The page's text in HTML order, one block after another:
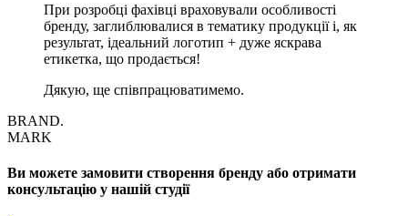
При розробці фахівці враховували особливості
бренду, заглиблювалися в тематику продукції і, як
результат, ідеальний логотип + дуже яскрава
етикетка, що продається!
Дякую, ще співпрацюватимемо.
BRAND.
MARK
Ви можете замовити створення бренду або отримати
консультацію у нашій студії